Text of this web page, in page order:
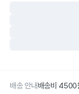
배송 안내배송비 4500